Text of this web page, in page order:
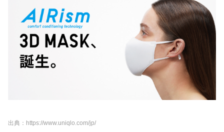
出典：https://www.uniqlo.com/jp/